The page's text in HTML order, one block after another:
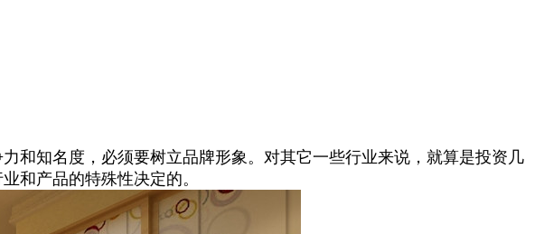
和知名度，必须要树立品牌形象。对其它一些行业来说，就算是投资几
和产品的特殊性决定的。